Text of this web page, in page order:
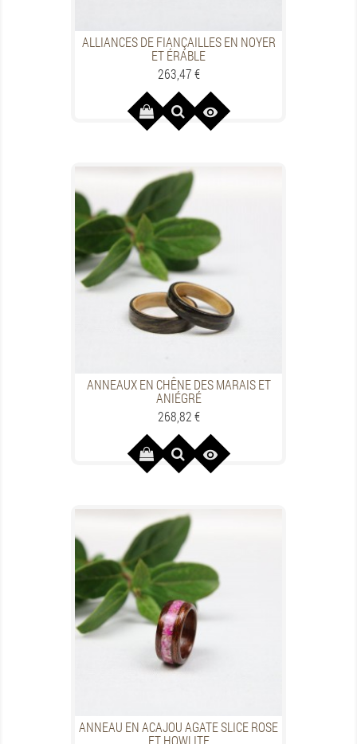
ALLIANCES DE FIANÇAILLES EN NOYER
ET ÉRABLE
Preis
263,47 €

ANNEAUX EN CHÊNE DES MARAIS ET
ANIÉGRÉ
Preis
268,82 €

ANNEAU EN ACAJOU AGATE SLICE ROSE
ET HOWLITE